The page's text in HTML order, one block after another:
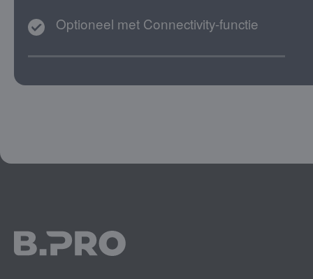
Optioneel met Connectivity-functie